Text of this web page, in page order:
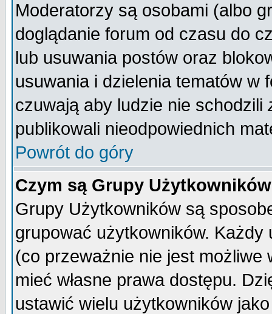
Moderatorzy są osobami (albo
doglądanie forum od czasu do
lub usuwania postów oraz
usuwania i dzielenia tematów w
czuwają aby ludzie nie schodzili
publikowali nieodpowiednich
Powrót do góry
Czym są Grupy
Grupy Użytkowników są
grupować użytkowników.
(co przeważnie nie jest
mieć własne prawa dostępu.
ustawić wielu użytkowników